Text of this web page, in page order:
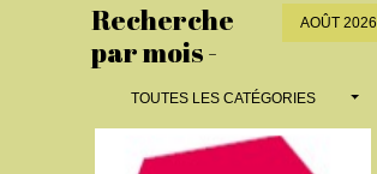
Recherche
par mois -
AOÛT 2026
TOUTES LES CATÉGORIES